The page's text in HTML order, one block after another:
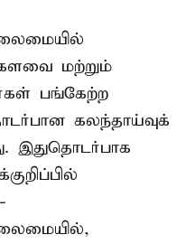
மற்றும்
பங்கேற்ற
கலந்தாய்வுக்
இதுதொடர்பாக